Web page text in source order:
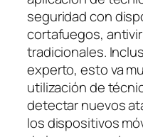
seguridad con
cortafuegos,
tradicionales.
experto, esto va
utilización de
detectar nuevos
los dispositivos